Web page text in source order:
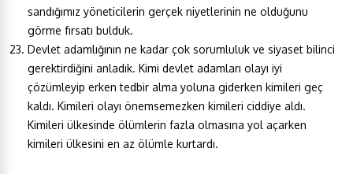
sandığımız yöneticilerin gerçek niyetlerinin ne olduğunu
görme fırsatı bulduk.
Devlet adamlığının ne kadar çok sorumluluk ve siyaset bilinci
gerektirdiğini anladık. Kimi devlet adamları olayı iyi
çözümleyip erken tedbir alma yoluna giderken kimileri geç
kaldı. Kimileri olayı önemsemezken kimileri ciddiye aldı.
Kimileri ülkesinde ölümlerin fazla olmasına yol açarken
kimileri ülkesini en az ölümle kurtardı.